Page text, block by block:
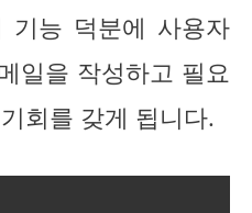
기능 덕분에 사용자
일을 작성하고 필요
회를 갖게 됩니다.